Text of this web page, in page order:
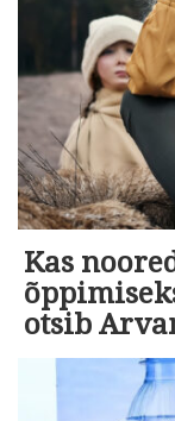
Kas
otsib